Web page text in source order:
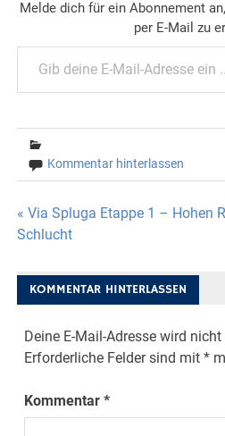
Melde dich für ein Abonnement
per E-Mail zu
Gib deine E-Mail-Adresse ein ...
Kommentar hinterlassen
Beitragsnavigation
« Via Spluga Etappe 1 – Hohen
Schlucht
KOMMENTAR HINTERLASSEN
Deine E-Mail-Adresse wird
Erforderliche Felder sind mit*
Kommentar*